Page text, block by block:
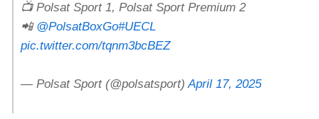
📺 Polsat Sport 1, Polsat Sport Premium 2
📲 @PolsatBoxGo#UECL
pic.twitter.com/tqnm3bcBEZ
— Polsat Sport (@polsatsport)April 17, 2025